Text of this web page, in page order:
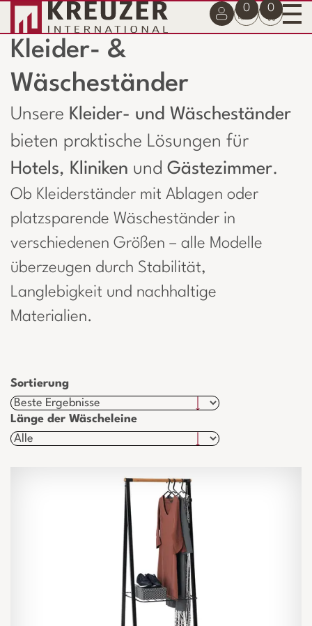
0 0
Kleider- &
Wäscheständer
Unsere Kleider- und Wäscheständer
bieten praktische Lösungen für
Hotels, Kliniken und Gästezimmer.
Ob Kleiderständer mit Ablagen oder
platzsparende Wäscheständer in
verschiedenen Größen – alle Modelle
überzeugen durch Stabilität,
Langlebigkeit und nachhaltige
Materialien.
Sortierung
Länge der Wäscheleine